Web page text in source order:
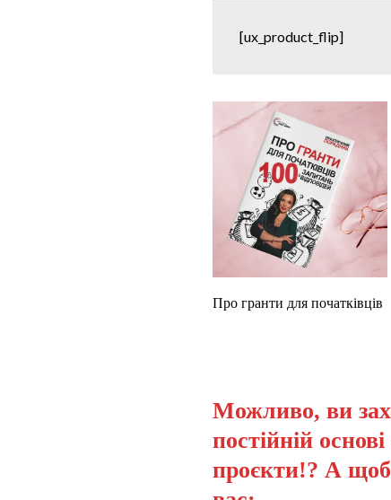
[ux_product_flip]
Про гранти для початківців
Можливо, ви
постійній
проєкти!? А